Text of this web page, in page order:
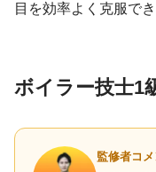
目を効率よく克服でき
ボイラー技士1
監修者コメ